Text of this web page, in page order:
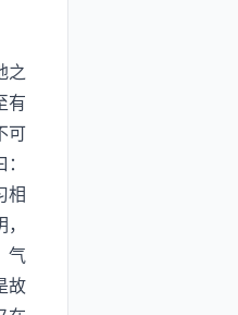
之
有
可
相
气
故